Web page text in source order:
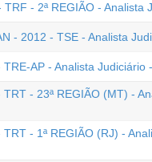
TRF - 2ª REGIÃO - Analista
- 2012 - TSE - Analista
TRE-AP - Analista Judiciário
TRT - 23ª REGIÃO (MT) -
TRT - 1ª REGIÃO (RJ) -